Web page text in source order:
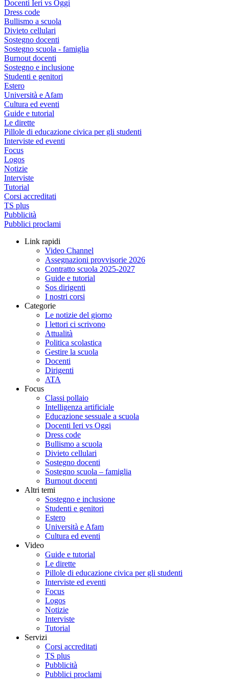
Docenti Ieri vs Oggi
Dress code
Bullismo a scuola
Divieto cellulari
Sostegno docenti
Sostegno scuola - famiglia
Burnout docenti
Sostegno e inclusione
Studenti e genitori
Estero
Università e Afam
Cultura ed eventi
Guide e tutorial
Le dirette
Pillole di educazione civica per gli studenti
Interviste ed eventi
Focus
Logos
Notizie
Interviste
Tutorial
Corsi accreditati
TS plus
Pubblicità
Pubblici proclami
Link rapidi
Video Channel
Assegnazioni provvisorie 2026
Contratto scuola 2025-2027
Guide e tutorial
Sos dirigenti
I nostri corsi
Categorie
Le notizie del giorno
I lettori ci scrivono
Attualità
Politica scolastica
Gestire la scuola
Docenti
Dirigenti
ATA
Focus
Classi pollaio
Intelligenza artificiale
Educazione sessuale a scuola
Docenti Ieri vs Oggi
Dress code
Bullismo a scuola
Divieto cellulari
Sostegno docenti
Sostegno scuola – famiglia
Burnout docenti
Altri temi
Sostegno e inclusione
Studenti e genitori
Estero
Università e Afam
Cultura ed eventi
Video
Guide e tutorial
Le dirette
Pillole di educazione civica per gli studenti
Interviste ed eventi
Focus
Logos
Notizie
Interviste
Tutorial
Servizi
Corsi accreditati
TS plus
Pubblicità
Pubblici proclami